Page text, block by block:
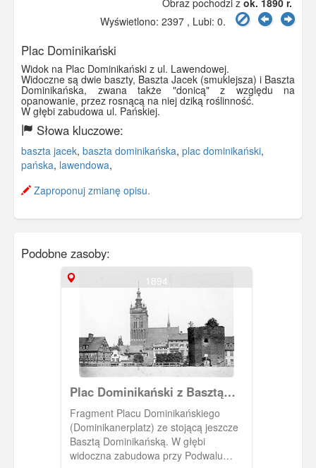
Wyświetlono: 2397 , Lubi: 0.
Plac Dominikański
Widok na Plac Dominikański z ul. Lawendowej.
Widoczne są dwie baszty, Baszta Jacek (smuklejsza) i Baszta
Dominikańska, zwana także "donicą" z względu na
opanowanie, przez rosnącą na niej dziką roślinność.
W głębi zabudowa ul. Pańskiej.
Słowa kluczowe:
baszta jacek, baszta dominikańska, plac dominikański,
pańska, lawendowa,
Zaproponuj zmianę opisu.
Podobne zasoby:
1894
Plac Dominikański z Basztą
Dominikańską
Fragment Placu Dominikańskiego
(Dominikanerplatz) ze stojącą jeszcze
Basztą Dominikańską. W głębi
widoczna zabudowa przy Podwalu